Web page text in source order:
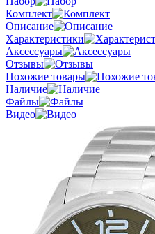
Комплект
Описание
Характеристики
Аксессуары
Отзывы
Похожие товары
Наличие
Файлы
Видео